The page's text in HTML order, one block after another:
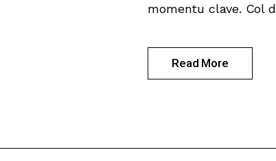
momentu clave. Col d
Read More